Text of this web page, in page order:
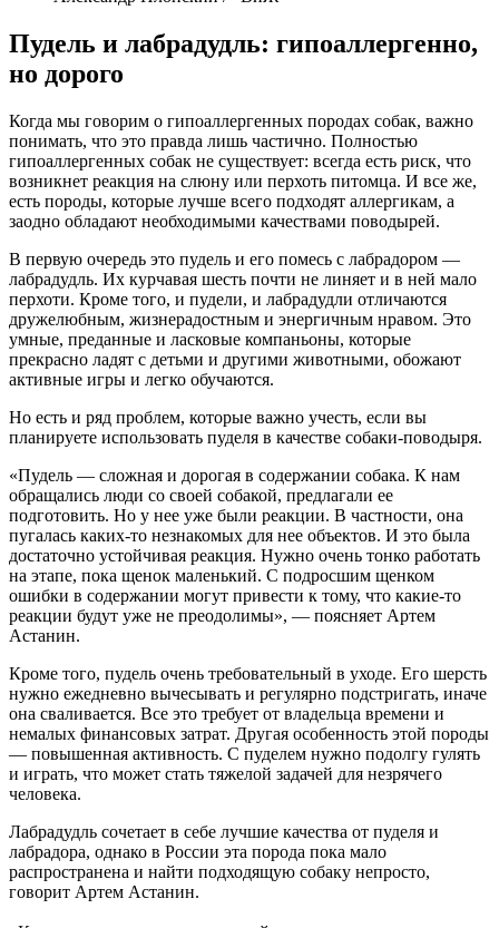
Пудель и лабрадудль: гипоаллергенно,
но дорого
Когда мы говорим о гипоаллергенных породах собак, важно
понимать, что это правда лишь частично. Полностью
гипоаллергенных собак не существует: всегда есть риск, что
возникнет реакция на слюну или перхоть питомца. И все же,
есть породы, которые лучше всего подходят аллергикам, а
заодно обладают необходимыми качествами поводырей.
В первую очередь это пудель и его помесь с лабрадором —
лабрадудль. Их курчавая шесть почти не линяет и в ней мало
перхоти. Кроме того, и пудели, и лабрадудли отличаются
дружелюбным, жизнерадостным и энергичным нравом. Это
умные, преданные и ласковые компаньоны, которые
прекрасно ладят с детьми и другими животными, обожают
активные игры и легко обучаются.
Но есть и ряд проблем, которые важно учесть, если вы
планируете использовать пуделя в качестве собаки-поводыря.
«Пудель — сложная и дорогая в содержании собака. К нам
обращались люди со своей собакой, предлагали ее
подготовить. Но у нее уже были реакции. В частности, она
пугалась каких-то незнакомых для нее объектов. И это была
достаточно устойчивая реакция. Нужно очень тонко работать
на этапе, пока щенок маленький. С подросшим щенком
ошибки в содержании могут привести к тому, что какие-то
реакции будут уже не преодолимы», — поясняет Артем
Астанин.
Кроме того, пудель очень требовательный в уходе. Его шерсть
нужно ежедневно вычесывать и регулярно подстригать, иначе
она сваливается. Все это требует от владельца времени и
немалых финансовых затрат. Другая особенность этой породы
— повышенная активность. С пуделем нужно подолгу гулять
и играть, что может стать тяжелой задачей для незрячего
человека.
Лабрадудль сочетает в себе лучшие качества от пуделя и
лабрадора, однако в России эта порода пока мало
распространена и найти подходящую собаку непросто,
говорит Артем Астанин.